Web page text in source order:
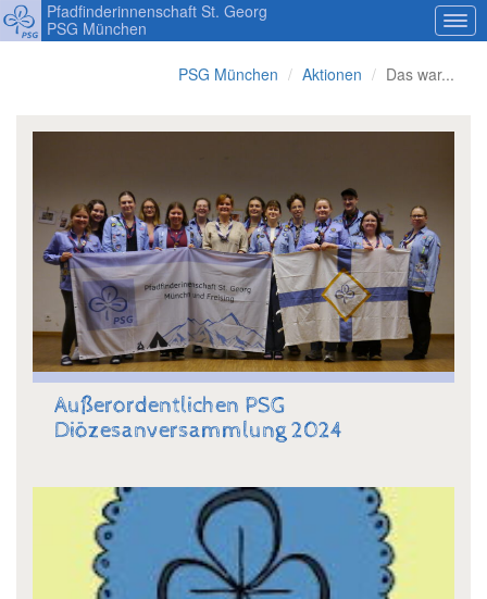
Pfadfinderinnenschaft St. Georg
PSG München
PSG München Aktionen Das war...
Außerordentlichen PSG
Diözesanversammlung 2024